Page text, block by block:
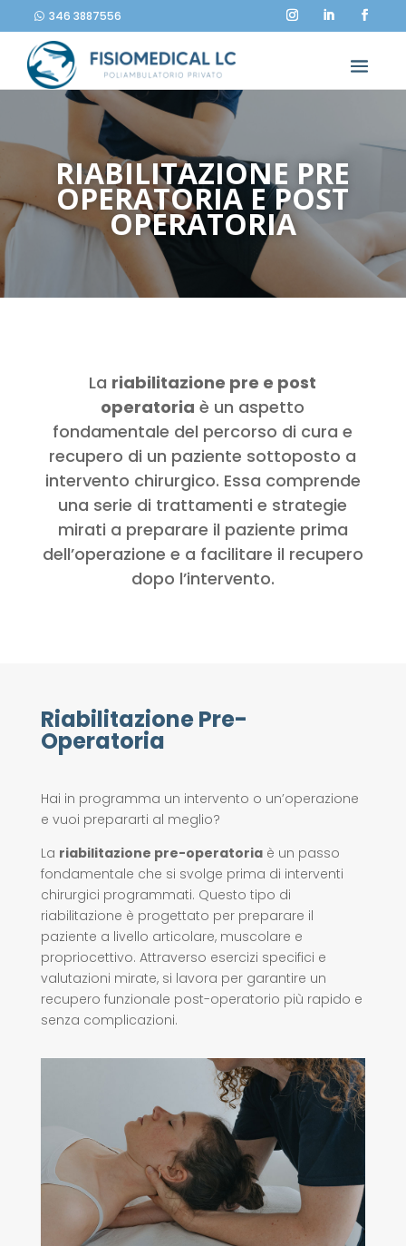
346 3887556
RIABILITAZIONE PRE
OPERATORIA E POST
OPERATORIA
La riabilitazione pre e post
operatoria è un aspetto
fondamentale del percorso di cura e
recupero di un paziente sottoposto a
intervento chirurgico. Essa comprende
una serie di trattamenti e strategie
mirati a preparare il paziente prima
dell’operazione e a facilitare il recupero
dopo l’intervento.
Riabilitazione Pre-
Operatoria
Hai in programma un intervento o un’operazione
e vuoi prepararti al meglio?
La riabilitazione pre-operatoriaè un passo
fondamentale che si svolge prima di interventi
chirurgici programmati. Questo tipo di
riabilitazione è progettato per preparare il
paziente a livello articolare, muscolare e
propriocettivo. Attraverso esercizi specifici e
valutazioni mirate, si lavora per garantire un
recupero funzionale post-operatorio più rapido e
senza complicazioni.